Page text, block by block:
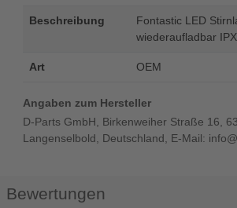
Beschreibung
Fontastic LED
wiederaufladbar
Art OEM
Angaben zum Hersteller
D-Parts GmbH, Birkenweiher Straße 16,
Langenselbold, Deutschland, E-Mail:
Bewertungen